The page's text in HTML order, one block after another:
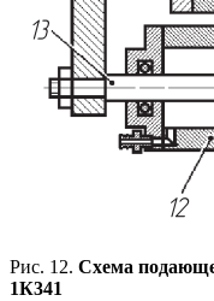
Рис. 12. Схема
1К341